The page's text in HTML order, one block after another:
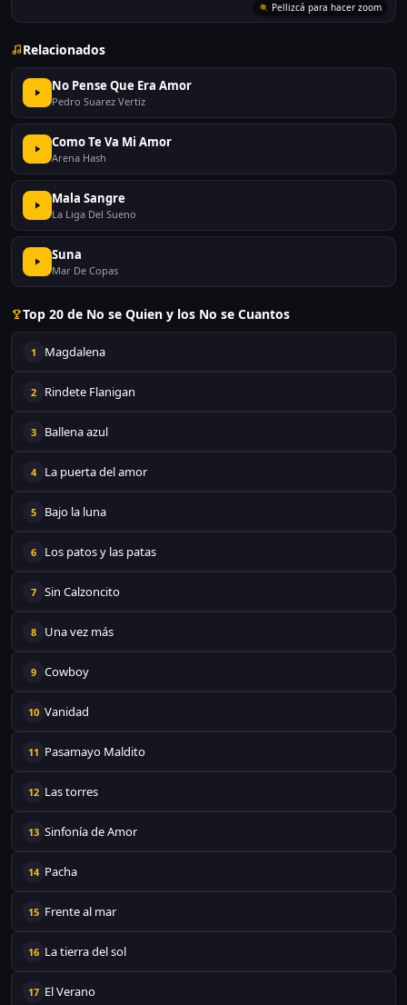
Pellizcá para hacer zoom
Relacionados
No Pense Que Era Amor
Pedro Suarez Vertiz
Como Te Va Mi Amor
Arena Hash
Mala Sangre
La Liga Del Sueno
Suna
Mar De Copas
Top 20 de No se Quien y los No se Cuantos
1 Magdalena
2 Rindete Flanigan
3 Ballena azul
4 La puerta del amor
5 Bajo la luna
6 Los patos y las patas
7 Sin Calzoncito
8 Una vez más
9 Cowboy
10 Vanidad
11 Pasamayo Maldito
12 Las torres
13 Sinfonía de Amor
14 Pacha
15 Frente al mar
16 La tierra del sol
17 El Verano